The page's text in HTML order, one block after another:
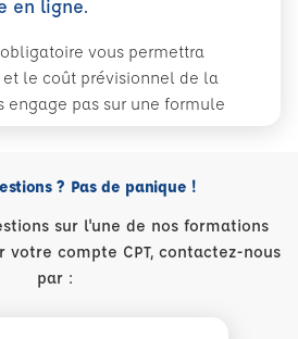
en ligne.
vous permettra
le coût prévisionnel de la
engage pas sur une formule
? Pas de panique !
sur l'une de nos formations
compte CPT, contactez-nous
par :